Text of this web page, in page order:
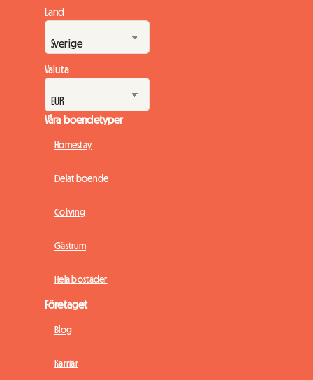
Land
Valuta
Våra boendetyper
Homestay
Delat boende
Coliving
Gästrum
Hela bostäder
Företaget
Blog
Karriär